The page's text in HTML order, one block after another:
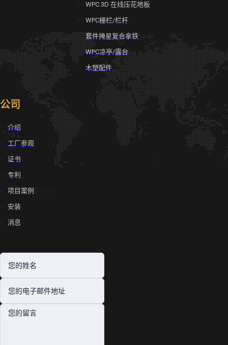
WPC 3D 在线压花地板
WPC栅栏/栏杆
套件掩星复合拿铁
WPC凉亭/露台
木塑配件
公司
介绍
工厂参观
证书
专利
项目案例 $10.00
安装
消息